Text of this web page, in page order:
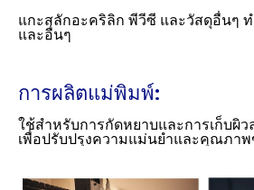
แกะสลักอะคริลิก พีวีซี และวัสดุอื่นๆ
และอื่นๆ
การผลิตแม่พิมพ์:
ใช้สำหรับการกัดหยาบและการเก็บผิ
เพื่อปรับปรุงความแม่นยำและคุณภา